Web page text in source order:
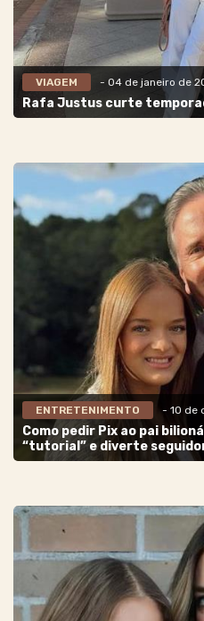
VIAGEM - 04 de janeiro de
Rafa Justus curte
ENTRETENIMENTO - 10 de
Como pedir Pix ao pai
“tutorial” e diverte